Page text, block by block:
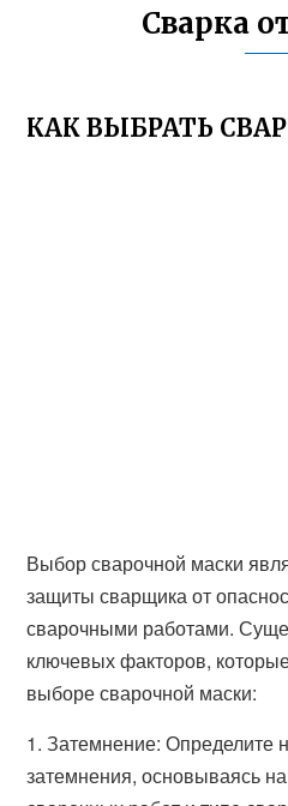
Сварка
КАК ВЫБРАТЬ
Выбор сварочной маски
защиты сварщика от
сварочными работами.
ключевых факторов,
выборе сварочной маски:
1. Затемнение: Определите
затемнения, основываясь